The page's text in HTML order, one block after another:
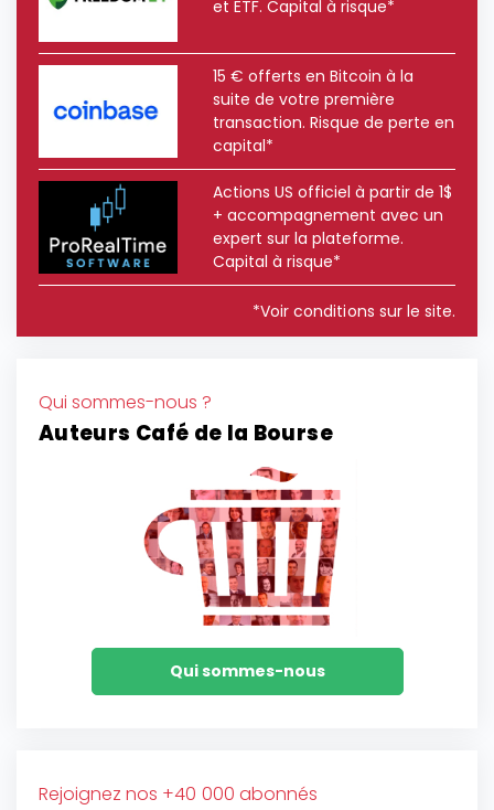
et ETF. Capital à risque*
15 € offerts en Bitcoin à la
suite de votre première
transaction. Risque de perte en
capital*
Actions US officiel à partir de 1$
+ accompagnement avec un
expert sur la plateforme.
Capital à risque*
*Voir conditions sur le site.
Qui sommes-nous ?
Auteurs Café de la Bourse
Qui sommes-nous
Rejoignez nos +40 000 abonnés